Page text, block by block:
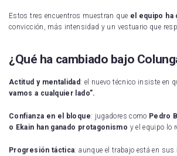
Estos tres encuentros muestran que el equipo ha
convicción, más intensidad y un vestuario que
¿Qué ha cambiado bajo
Actitud y mentalidad : el nuevo técnico insiste en
vamos a cualquier lado”.
Confianza en el bloque: jugadores como Pedro
o Ekain han ganado protagonismo y el equipo lo
Progresión táctica: aunque el trabajo está en sus